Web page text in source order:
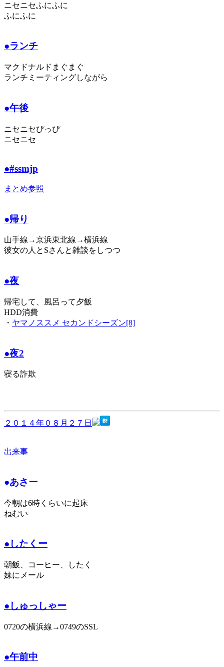
ニセニセふにふに
ふにふに
●ランチ
マクドナルドまぐまぐ
ランチミーティングしながら
●午後
ニセニセぴっぴ
ニセニセ
●#ssmjp
まとめ参照
●帰り
山手線→京浜東北線→横浜線
彼女の人とSさんと雑談をしつつ
●夜
帰宅して、風呂って夕飯
HDD消費
・ ヤマノススメ セカンドシーズン[8]
●夜2
寝る詐欺
２０１４年０８月２７日
出来事
●あさー
今朝は6時くらいに起床
ねむい
●したくー
朝飯、コーヒー、したく
妹にメール
●しゅっしゃー
0720の横浜線→0749のSSL
●午前中